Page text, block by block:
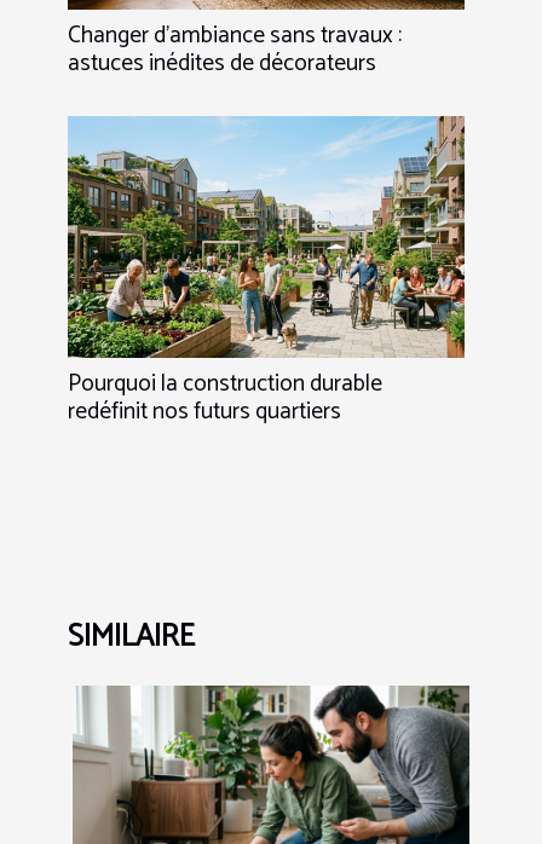
Changer d’ambiance sans travaux :
astuces inédites de décorateurs
Pourquoi la construction durable
redéfinit nos futurs quartiers
SIMILAIRE